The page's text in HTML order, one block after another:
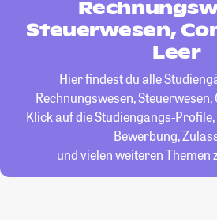
Steuerwesen,
Leer
Hier findest du alle
Rechnungswesen,
Klick auf die Studiengangs-
Bewerbung,
und vielen weiteren Themen